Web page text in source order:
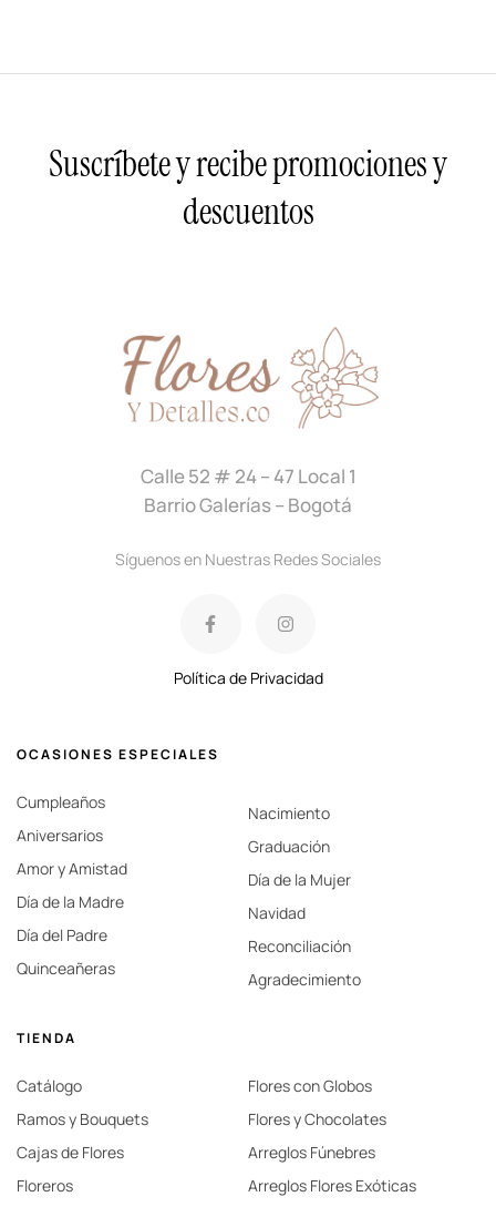
Suscríbete y recibe promociones y
descuentos
OCASIONES ESPECIALES
Cumpleaños
Aniversarios
Amor y Amistad
Día de la Madre
Día del Padre
Quinceañeras
Nacimiento
Graduación
Día de la Mujer
Navidad
Reconciliación
Agradecimiento
Calle 52 # 24 – 47 Local 1
Barrio Galerías – Bogotá
Síguenos en Nuestras Redes Sociales
Política de Privacidad
TIENDA
Catálogo
Ramos y Bouquets
Cajas de Flores
Floreros
Flores con Globos
Flores y Chocolates
Arreglos Fúnebres
Arreglos Flores Exóticas